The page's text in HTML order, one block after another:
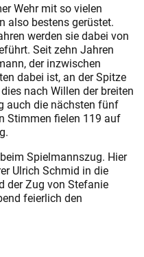
Wehr mit so vielen
also bestens gerüstet.
werden sie dabei von
Seit zehn Jahren
der inzwischen
dabei ist, an der Spitze
nach Willen der breiten
auch die nächsten fünf
Stimmen fielen 119 auf
Spielmannszug. Hier
Ulrich Schmid in die
der Zug von Stefanie
feierlich den